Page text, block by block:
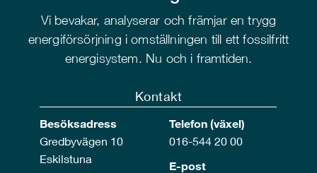
Vi bevakar, analyserar och främjar en trygg
energiförsörjning i omställningen till ett fossilfritt
energisystem. Nu och i framtiden.
Kontakt
Besöksadress
Gredbyvägen 10
Eskilstuna
Telefon (växel)
016-544 20 00
E-post